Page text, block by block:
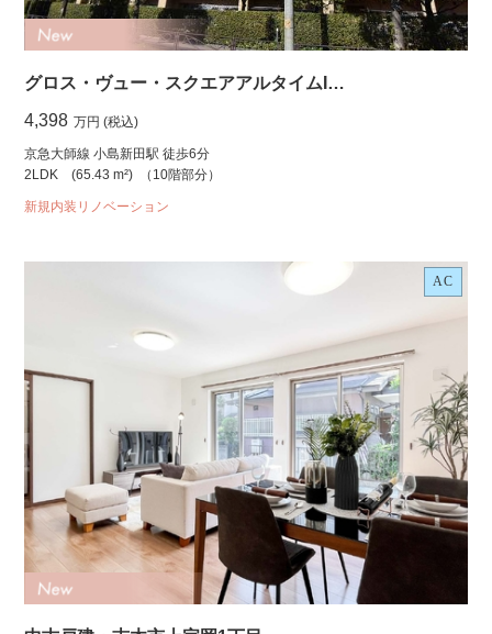
グロス・ヴュー・スクエアアルタイムI…
4,398 万円 (税込)
京急大師線 小島新田駅 徒歩6分
2LDK
(65.43 m²) （10階部分）
新規内装リノベーション
AC